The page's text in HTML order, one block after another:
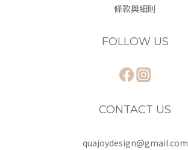
條款與細則
FOLLOW US
CONTACT US
quajoydesign@gmail.com